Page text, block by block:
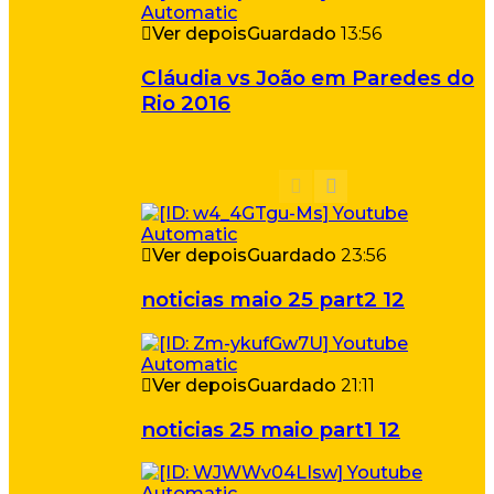
Ver depoisGuardado 13:56
Cláudia vs João em Paredes do
Rio 2016
Ver depoisGuardado 23:56
noticias maio 25 part2 12
Ver depoisGuardado 21:11
noticias 25 maio part1 12